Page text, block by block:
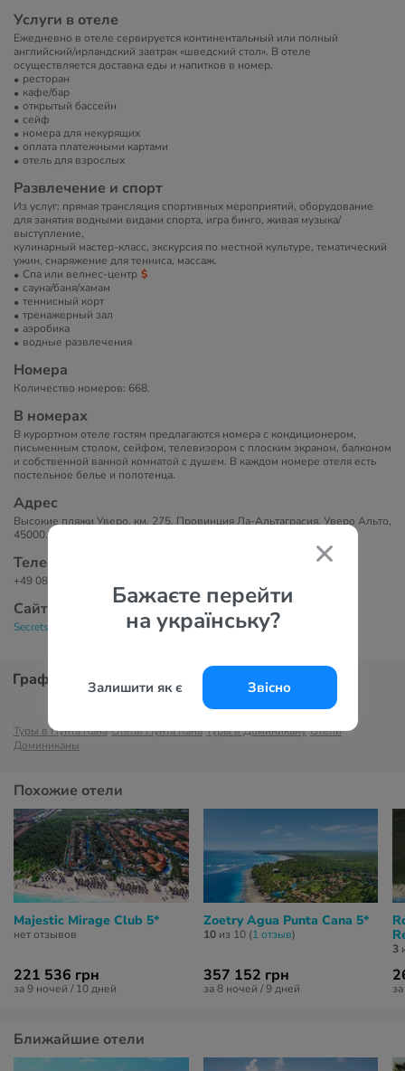
Бажаєте перейти
на українську?
Залишити як є Звісно
Услуги в отеле
Ежедневно в отеле сервируется континентальный или полный
английский/ирландский завтрак «шведский стол». В отеле
осуществляется доставка еды и напитков в номер.
ресторан
кафе/бар
открытый бассейн
сейф
номера для некурящих
оплата платежными картами
отель для взрослых
Развлечение и спорт
Из услуг: прямая трансляция спортивных мероприятий, оборудование
для занятия водными видами спорта, игра бинго, живая музыка/
выступление,
кулинарный мастер-класс, экскурсия по местной культуре, тематический
ужин, снаряжение для тенниса, массаж.
Спа или велнес-центр
сауна/баня/хамам
теннисный корт
тренажерный зал
аэробика
водные развлечения
Номера
Количество номеров: 668.
В номерах
В курортном отеле гостям предлагаются номера с кондиционером,
письменным столом, сейфом, телевизором с плоским экраном, балконом
и собственной ванной комнатой с душем. В каждом номере отеля есть
постельное белье и полотенца.
Адрес
Высокие пляжи Уверо, км. 275, Провинция Ла-Альтаграсия, Уверо Альто,
45000.
Телефоны
+49 0800 555 57 57
Сайт
Secrets Tides Punta Cana 5*
График цен
Туры в Пунта Кана Отели Пунта Кана Туры в Доминикану Отели
Доминиканы
Похожие отели
Majestic Mirage Club 5*
нет отзывов
221 536 грн
за 9 ночей / 10 дней
Zoetry Agua Punta Cana 5*
10из 10 (1 отзыв)
357 152 грн
за 8 ночей / 9 дней
3
Ближайшие отели